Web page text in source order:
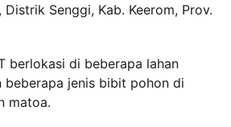
Senggi, Kab. Keerom, Prov.
berlokasi di beberapa lahan
beberapa jenis bibit pohon di
matoa.